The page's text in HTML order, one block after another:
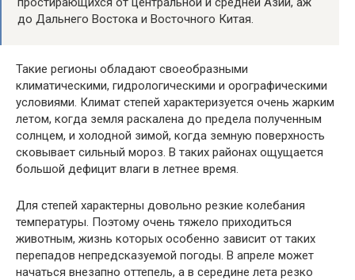
до Дальнего Востока и Восточного Китая.
Такие регионы обладают своеобразными
климатическими, гидрологическими и орографическими
условиями. Климат степей характеризуется очень жарким
летом, когда земля раскалена до предела полученным
солнцем, и холодной зимой, когда земную поверхность
сковывает сильный мороз. В таких районах ощущается
большой дефицит влаги в летнее время.
Для степей характерны довольно резкие колебания
температуры. Поэтому очень тяжело приходиться
животным, жизнь которых особенно зависит от таких
перепадов непредсказуемой погоды. В апреле может
начаться внезапно оттепель, а в середине лета резко